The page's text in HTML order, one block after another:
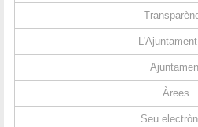
Àrees
Seu